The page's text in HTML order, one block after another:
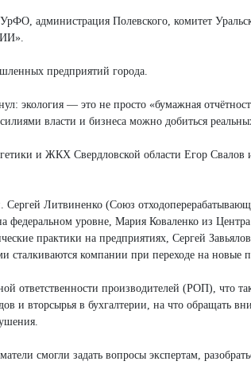
администрация Полевского, комитет
предприятий города.
экология — это не просто «бумажная
власти и бизнеса можно добиться
и ЖКХ Свердловской области Егор Свалов
Литвиненко (Союз
уровне, Мария Коваленко из
практики на предприятиях, Сергей
компании при переходе на новые
ответственности производителей (РОП), что
и вторсырья в бухгалтерии, на что обращать
смогли задать вопросы экспертам,